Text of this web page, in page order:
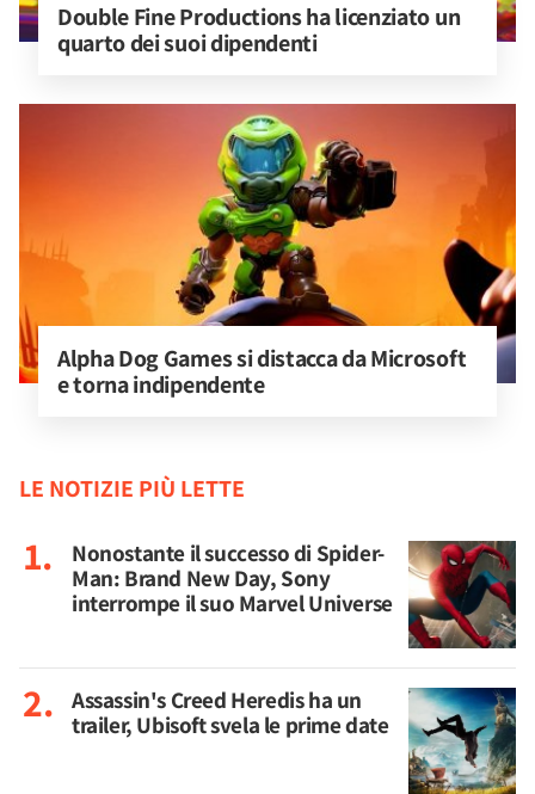
Double Fine Productions ha licenziato un
quarto dei suoi dipendenti
Alpha Dog Games si distacca da Microsoft
e torna indipendente
LE NOTIZIE PIÙ LETTE
Nonostante il successo di Spider-
Man: Brand New Day, Sony
interrompe il suo Marvel Universe
Assassin's Creed Heredis ha un
trailer, Ubisoft svela le prime date